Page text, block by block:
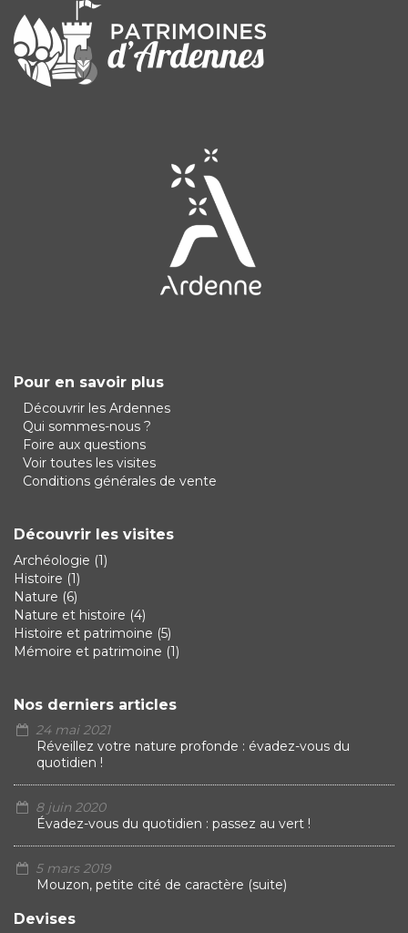
Pour en savoir plus
Découvrir les Ardennes
Qui sommes-nous ?
Foire aux questions
Voir toutes les visites
Conditions générales de vente
Découvrir les visites
Archéologie (1)
Histoire (1)
Nature (6)
Nature et histoire (4)
Histoire et patrimoine (5)
Mémoire et patrimoine (1)
Nos derniers articles
24 mai 2021
Réveillez votre nature profonde : évadez-vous du
quotidien !
8 juin 2020
Évadez-vous du quotidien : passez au vert !
5 mars 2019
Mouzon, petite cité de caractère (suite)
Devises